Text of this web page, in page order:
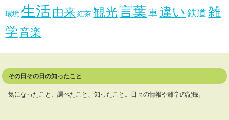
環境 生活由来 紅茶 観光言葉 車違い 鉄道 雑
学音楽
その日その日の知ったこと
気になったこと、調べたこと、知ったこと。日々の情報や雑学の記録。